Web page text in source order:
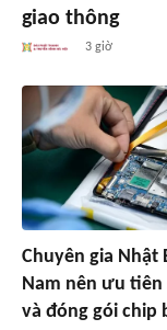
giao thông
3 giờ
Chuyên gia Nhật
Nam nên ưu tiên
và đóng gói chip